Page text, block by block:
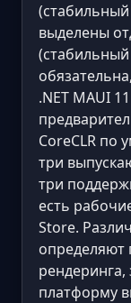
выделены
.NET MAUI
CoreCLR по
три
три
есть
Store.
определяют
рендеринга,
платформу